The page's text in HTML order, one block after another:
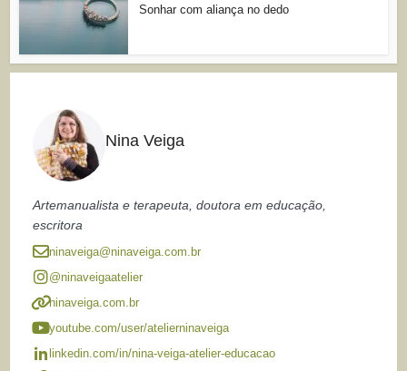
Sonhar com aliança no dedo
Nina Veiga
Artemanualista e terapeuta, doutora em educação,
escritora
ninaveiga@ninaveiga.com.br
@ninaveigaatelier
ninaveiga.com.br
youtube.com/user/atelierninaveiga
linkedin.com/in/nina-veiga-atelier-educacao